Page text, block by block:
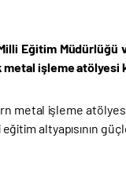
Eğitim
işleme atölyesi
metal işleme
altyapısının